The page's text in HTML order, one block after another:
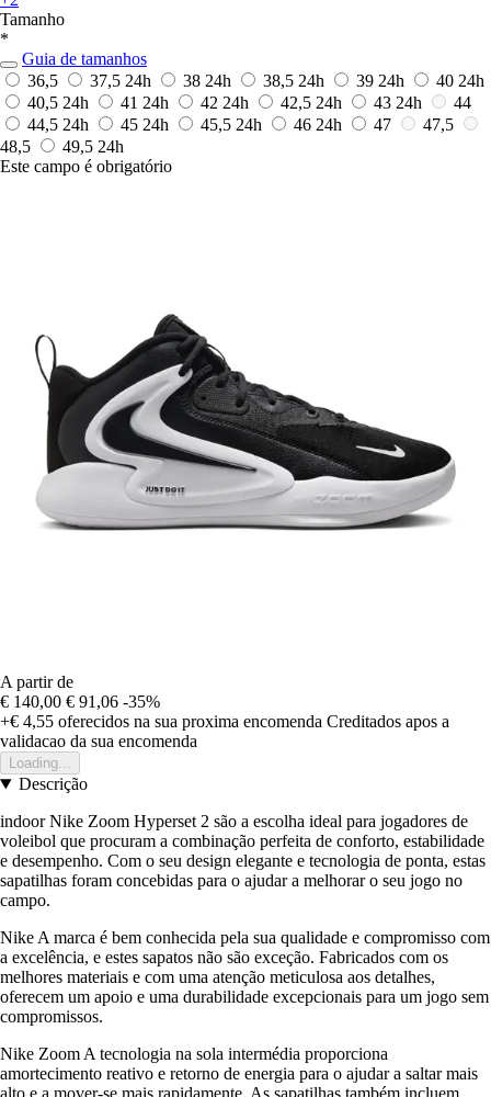
Tamanho
*
Guia de tamanhos
36,5
37,5 24h 38 24h 38,5 24h 39 24h 40 24h
40,5 24h 41 24h 42 24h 42,5 24h 43 24h
44
44,5 24h 45 24h 45,5 24h 46 24h 47
47,5
48,5
49,5 24h
Este campo é obrigatório
A partir de
€ 140,00 € 91,06 -35%
+€ 4,55 oferecidos na sua proxima encomenda Creditados apos a
validacao da sua encomenda
Loading...
Descrição
indoor Nike Zoom Hyperset 2 são a escolha ideal para jogadores de
voleibol que procuram a combinação perfeita de conforto, estabilidade
e desempenho. Com o seu design elegante e tecnologia de ponta, estas
sapatilhas foram concebidas para o ajudar a melhorar o seu jogo no
campo.
Nike A marca é bem conhecida pela sua qualidade e compromisso com
a excelência, e estes sapatos não são exceção. Fabricados com os
melhores materiais e com uma atenção meticulosa aos detalhes,
oferecem um apoio e uma durabilidade excepcionais para um jogo sem
compromissos.
Nike Zoom A tecnologia na sola intermédia proporciona
amortecimento reativo e retorno de energia para o ajudar a saltar mais